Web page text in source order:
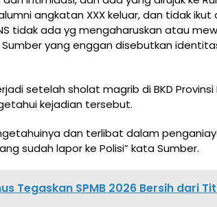
angkatan XXX keluar, dan tidak ikut
tidak ada yg mengaharuskan atau
yang enggan disebutkan
setelah sholat magrib di BKD Provinsi
kejadian tersebut.
dan terlibat dalam
sudah lapor ke Polisi” kata Sumber.
Tegaskan SPMB 2026 Bersih dari